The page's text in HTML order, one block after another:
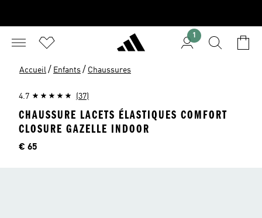
1
Accueil / Enfants / Chaussures
4.7 (37)
CHAUSSURE LACETS ÉLASTIQUES COMFORT
CLOSURE GAZELLE INDOOR
Price
€ 65